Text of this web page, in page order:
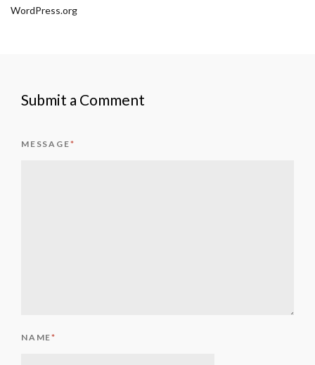
WordPress.org
Submit a Comment
MESSAGE*
NAME*